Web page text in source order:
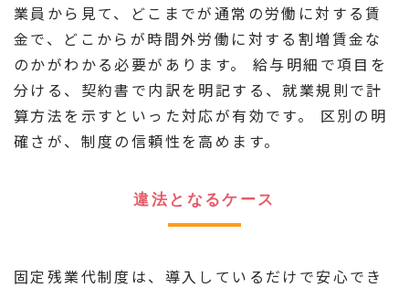
業員から見て、どこまでが通常の労働に対する賃
金で、どこからが時間外労働に対する割増賃金な
のかがわかる必要があります。 給与明細で項目を
分ける、契約書で内訳を明記する、就業規則で計
算方法を示すといった対応が有効です。 区別の明
確さが、制度の信頼性を高めます。
違法となるケース
固定残業代制度は、導入しているだけで安心でき